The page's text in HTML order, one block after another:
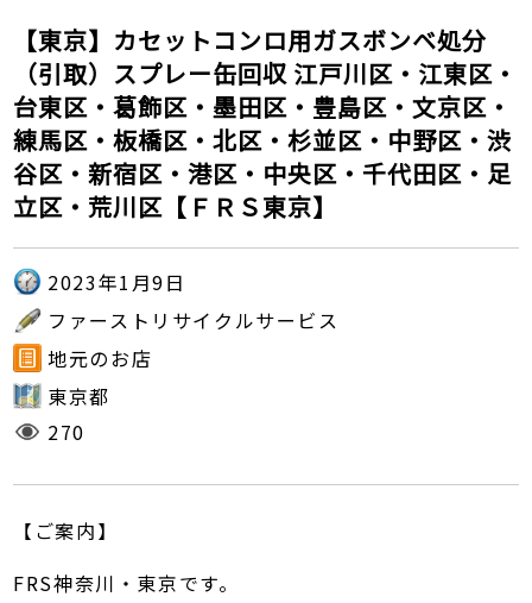
【東京】カセットコンロ用ガスボンベ処分
（引取）スプレー缶回収 江戸川区・江東区・
台東区・葛飾区・墨田区・豊島区・文京区・
練馬区・板橋区・北区・杉並区・中野区・渋
谷区・新宿区・港区・中央区・千代田区・足
立区・荒川区【ＦＲＳ東京】
2023年1月9日
ファーストリサイクルサービス
地元のお店
東京都
270
【ご案内】
FRS神奈川・東京です。